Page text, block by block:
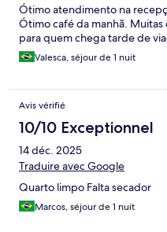
Ótimo atendimento na
Ótimo café da manhã. Muitas
para quem chega tarde de
Valesca, séjour de 1 nuit
Avis vérifié
10/10 Exceptionnel
14 déc. 2025
Traduire avec Google
Quarto limpo Falta secador
Marcos, séjour de 1 nuit